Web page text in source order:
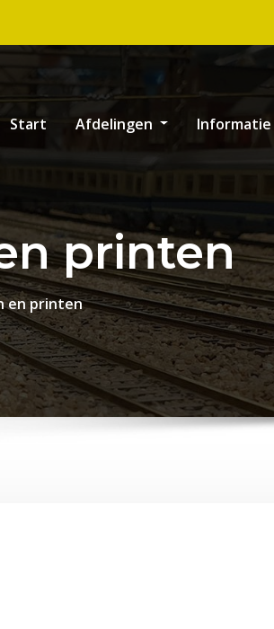
Start Afdelingen Informatie
printen
en printen